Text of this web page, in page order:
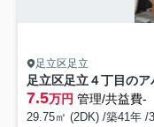
足立区足立
足立区足立４丁目のア
7.5万円 管理/共益費-
29.75㎡ (2DK) /築41年 /